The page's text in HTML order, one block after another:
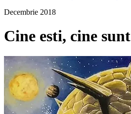
Decembrie 2018
Cine esti, cine sunt